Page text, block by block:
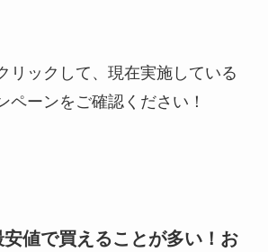
リックして、現在実施している
ペーンをご確認ください！
値で買えることが多い！お